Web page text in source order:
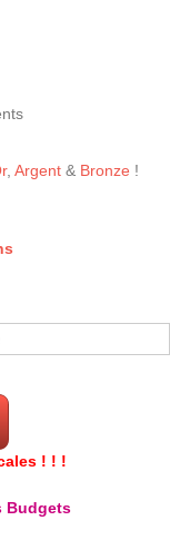
, Argent & Bronze !
! ! !
Budgets